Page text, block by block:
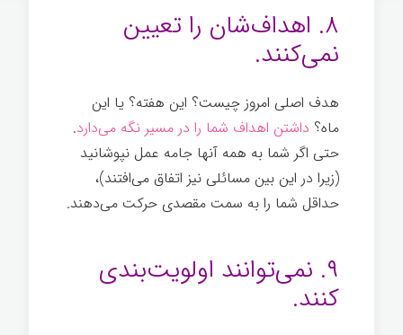
۸. اهداف‌شان را تعیین
نمی‌کنند.
هدف اصلی امروز چیست؟ این هفته؟ یا این
ماه؟ داشتن اهداف شما را در مسیر نگه می‌دارد.
حتی اگر شما به همه آنها جامه عمل نپوشانید
(زیرا در این بین مسائلی نیز اتفاق می‌افتند)،
حداقل شما را به سمت مقصدی حرکت می‌دهند.
۹. نمی‌توانند اولویت‌بندی
کنند.